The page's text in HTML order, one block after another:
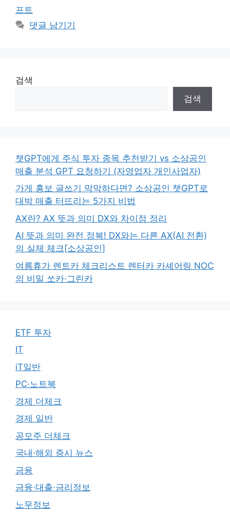
프트
댓글 남기기
검색
검색
챗GPT에게 주식 투자 종목 추천받기 vs 소상공인
매출 분석 GPT 요청하기 (자영업자 개인사업자)
가게 홍보 글쓰기 막막하다면? 소상공인 챗GPT로
대박 매출 터뜨리는 5가지 비법
AX란? AX 뜻과 의미 DX와 차이점 정리
AI 뜻과 의미 완전 정복! DX와는 다른 AX(AI 전환)
의 실체 체크[소상공인]
여름휴가 렌트카 체크리스트 렌터카 카셰어링 NOC
의 비밀 쏘카·그린카
ETF 투자
IT
iT일반
PC·노트북
경제 더체크
경제 일반
공모주 더체크
국내·해외 증시 뉴스
금융
금융·대출·금리정보
노무정보